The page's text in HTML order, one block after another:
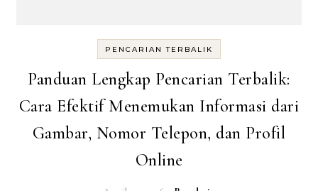
PENCARIAN TERBALIK
Panduan Lengkap Pencarian Terbalik:
Cara Efektif Menemukan Informasi dari
Gambar, Nomor Telepon, dan Profil
Online